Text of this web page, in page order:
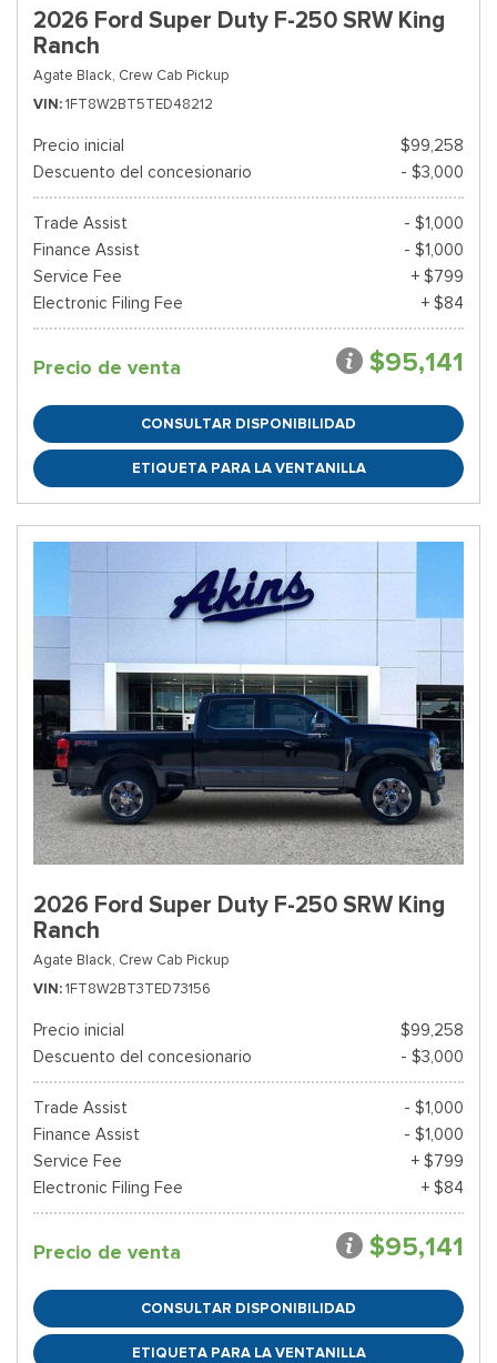
2026 Ford Super Duty F-250 SRW King
Ranch
Agate Black, Crew Cab Pickup
VIN 1FT8W2BT5TED48212
Precio inicial
$99,258
Descuento del concesionario
- $3,000
Trade Assist
- $1,000
Finance Assist
- $1,000
Service Fee
+ $799
Electronic Filing Fee
+ $84
Precio de venta $95,141
CONSULTAR DISPONIBILIDAD
ETIQUETA PARA LA VENTANILLA
2026 Ford Super Duty F-250 SRW King
Ranch
Agate Black, Crew Cab Pickup
VIN 1FT8W2BT3TED73156
Precio inicial
$99,258
Descuento del concesionario
- $3,000
Trade Assist
- $1,000
Finance Assist
- $1,000
Service Fee
+ $799
Electronic Filing Fee
+ $84
Precio de venta $95,141
CONSULTAR DISPONIBILIDAD
ETIQUETA PARA LA VENTANILLA